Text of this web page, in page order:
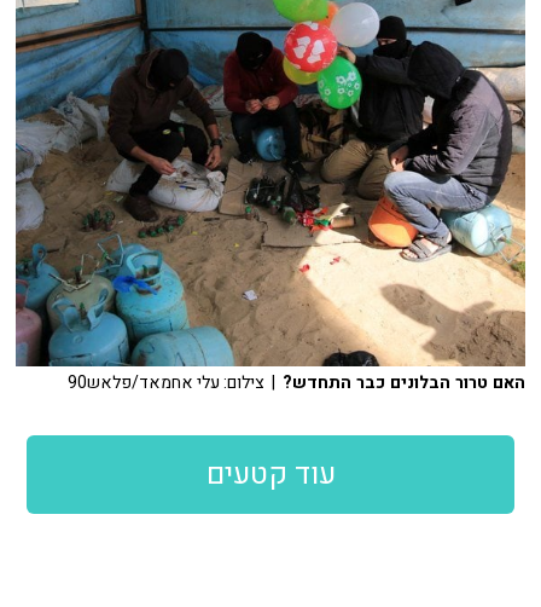
האם טרור הבלונים כבר התחדש? | צילום: עלי אחמאד/פלאש90
עוד קטעים